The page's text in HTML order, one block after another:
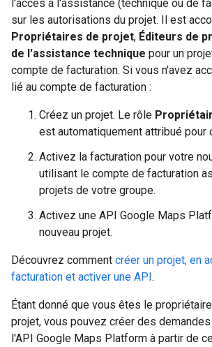
l'accès à l'assistance (technique ou de
sur les autorisations du projet. Il est
Propriétaires de projet, Éditeurs de
de l'assistance technique pour un
compte de facturation. Si vous n'avez
lié au compte de facturation :
Créez un projet. Le rôle
est automatiquement attribué pour
Activez la facturation pour votre
utilisant le compte de facturation
projets de votre groupe.
Activez une API Google Maps
nouveau projet.
Découvrez comment créer un projet, en
facturation et activer une API.
Étant donné que vous êtes le
projet, vous pouvez créer des
l'API Google Maps Platform à partir de